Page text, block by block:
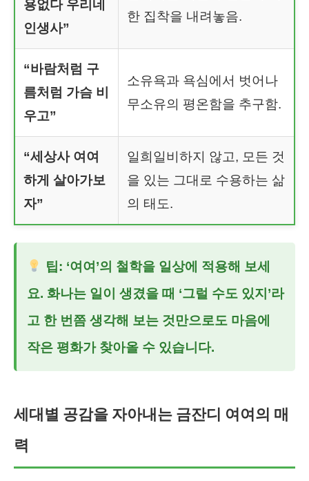
용없다 우리네
인생사”
한 집착을 내려놓음.
“바람처럼 구
름처럼 가슴 비
우고”
소유욕과 욕심에서 벗어나
무소유의 평온함을 추구함.
“세상사 여여
하게 살아가보
자”
일희일비하지 않고, 모든 것
을 있는 그대로 수용하는 삶
의 태도.
팁: ‘여여’의 철학을 일상에 적용해 보세
요. 화나는 일이 생겼을 때 ‘그럴 수도 있지’라
고 한 번쯤 생각해 보는 것만으로도 마음에
작은 평화가 찾아올 수 있습니다.
세대별 공감을 자아내는 금잔디 여여의 매
력